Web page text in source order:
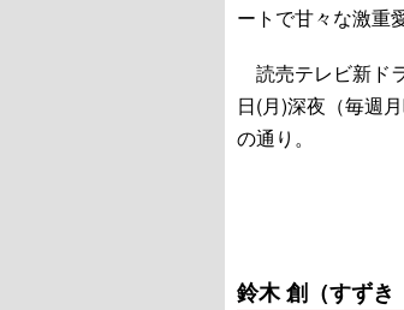
ートで甘々な激重
読売テレビ新ド
日(月)深夜（毎週
の通り。
鈴木 創（すず